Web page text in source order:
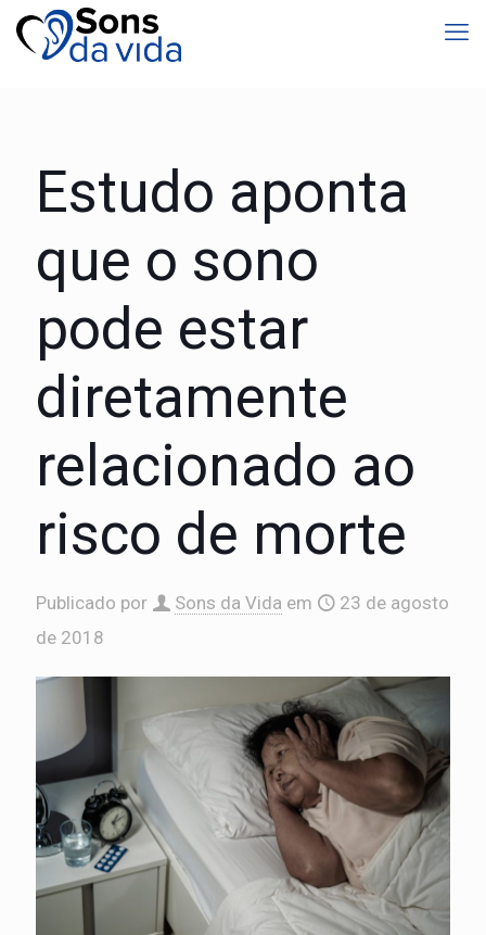
Estudo aponta
que o sono
pode estar
diretamente
relacionado ao
risco de morte
Publicado por Sons da Vida em
23 de agosto
de 2018